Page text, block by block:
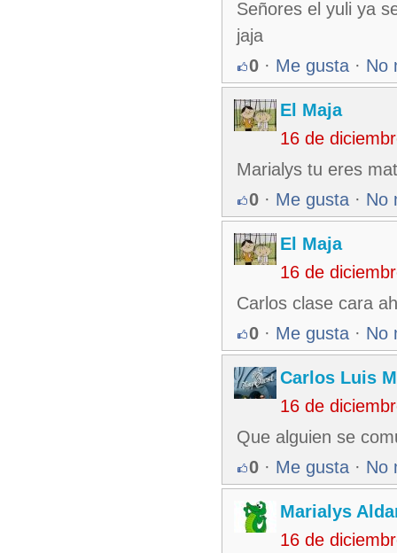
Señores el yuli ya
jaja
0 · Me gusta · No
El Maja
16 de
Marialys tu eres
0 · Me gusta · No
El Maja
16 de
Carlos clase cara
0 · Me gusta · No
Carlos Luis
16 de
Que alguien se
0 · Me gusta · No
Marialys
16 de